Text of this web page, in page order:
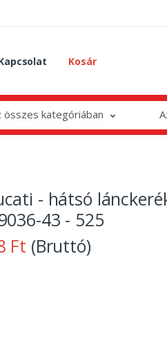
Kosár
összes kategóriában
- hátsó
43 - 525
Ft (Bruttó)